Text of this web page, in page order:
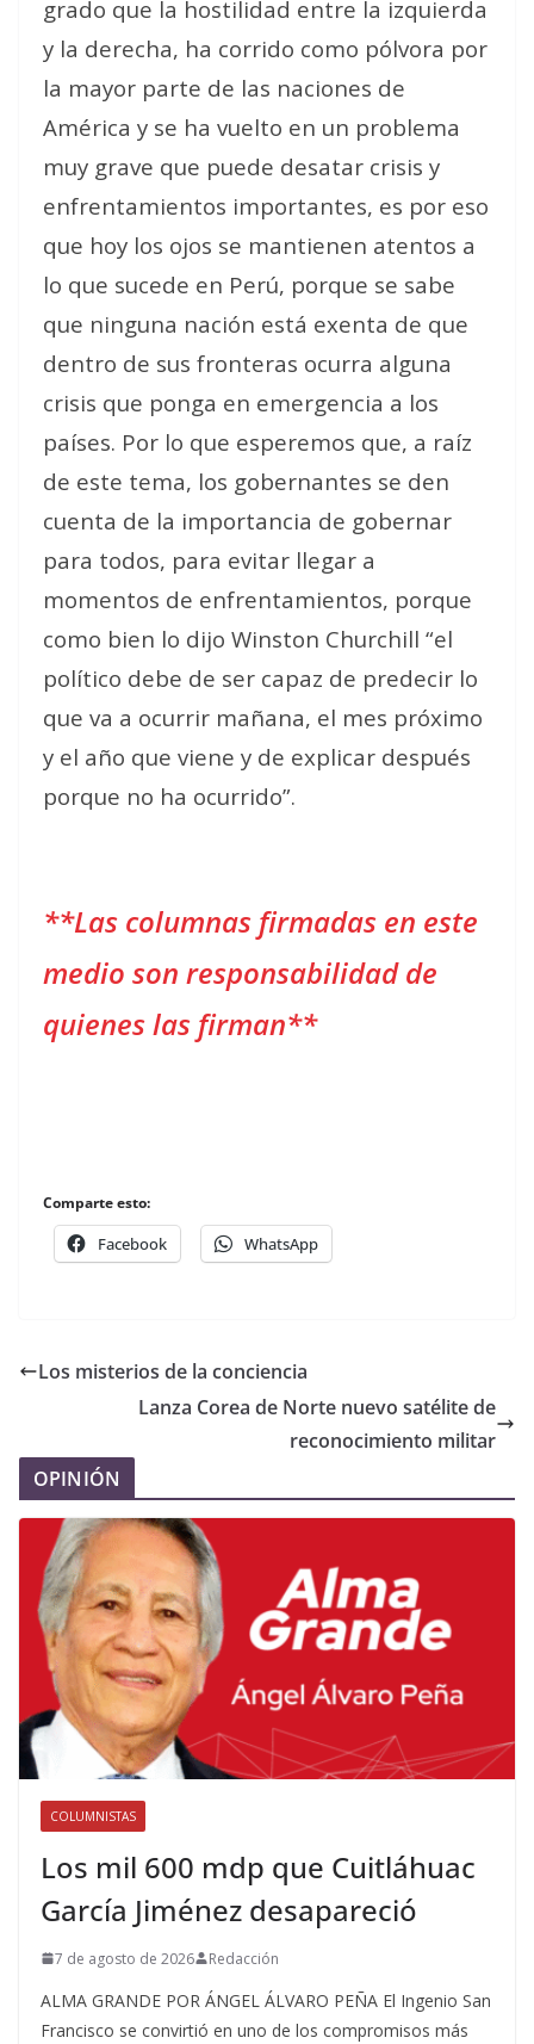
grado que la hostilidad entre la izquierda
y la derecha, ha corrido como pólvora por
la mayor parte de las naciones de
América y se ha vuelto en un problema
muy grave que puede desatar crisis y
enfrentamientos importantes, es por eso
que hoy los ojos se mantienen atentos a
lo que sucede en Perú, porque se sabe
que ninguna nación está exenta de que
dentro de sus fronteras ocurra alguna
crisis que ponga en emergencia a los
países. Por lo que esperemos que, a raíz
de este tema, los gobernantes se den
cuenta de la importancia de gobernar
para todos, para evitar llegar a
momentos de enfrentamientos, porque
como bien lo dijo Winston Churchill “el
político debe de ser capaz de predecir lo
que va a ocurrir mañana, el mes próximo
y el año que viene y de explicar después
porque no ha ocurrido”.
**Las columnas firmadas en este
medio son responsabilidad de
quienes las firman**
Comparte esto:
Facebook WhatsApp
Los misterios de la conciencia
Lanza Corea de Norte nuevo satélite de
reconocimiento militar
OPINIÓN
COLUMNISTAS
Los mil 600 mdp que Cuitláhuac
García Jiménez desapareció
7 de agosto de 2026 Redacción
ALMA GRANDE POR ÁNGEL ÁLVARO PEÑA El Ingenio San
Francisco se convirtió en uno de los compromisos más